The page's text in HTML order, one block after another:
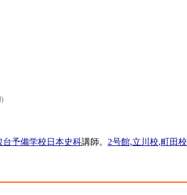
台予備学校 日本史科講師。 2号館,立川校,町田校